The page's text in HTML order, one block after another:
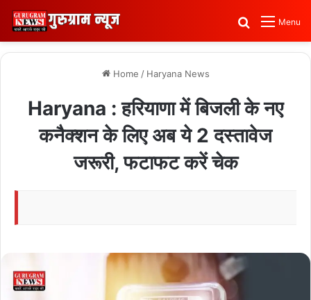
Menu
Search for
Home / Haryana News
Haryana : हरियाणा में बिजली के नए
कनैक्शन के लिए अब ये 2 दस्तावेज
जरूरी, फटाफट करें चेक